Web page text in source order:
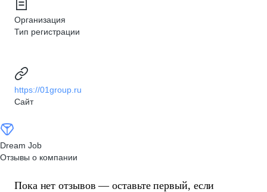
Организация
Тип регистрации
https://01group.ru
Сайт
Dream Job
Отзывы о компании
Пока нет отзывов — оставьте первый, если